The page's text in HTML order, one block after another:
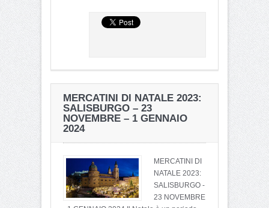
MERCATINI DI NATALE 2023:
SALISBURGO – 23
NOVEMBRE – 1 GENNAIO
2024
MERCATINI DI
NATALE 2023:
SALISBURGO -
23 NOVEMBRE